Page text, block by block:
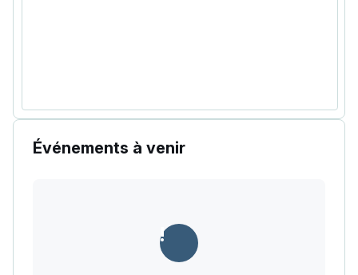
Événements à venir